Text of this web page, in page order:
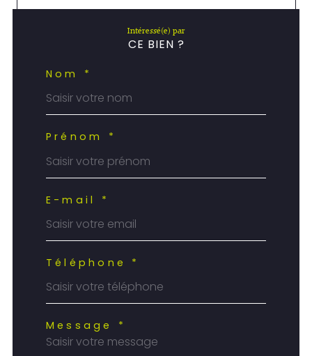
Intéressé(e) par
CE BIEN ?
Nom *
Prénom *
E-mail *
Téléphone *
Message *